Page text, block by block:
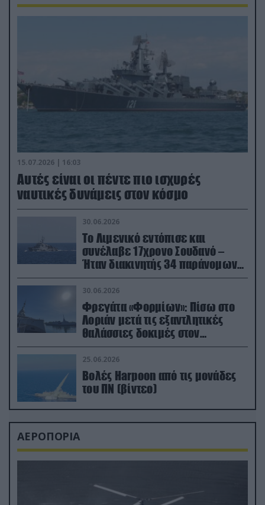
15.07.2026 | 16:03
Aυτές είναι οι πέντε πιο ισχυρές
ναυτικές δυνάμεις στον κόσμο
30.06.2026
Το Λιμενικό εντόπισε και
συνέλαβε 17χρονο Σουδανό –
Ήταν διακινητής 34 παράνομων
μεταναστών
30.06.2026
Φρεγάτα «Φορμίων»: Πίσω στο
Λοριάν μετά τις εξαντλητικές
θαλάσσιες δοκιμές στον
απαιτητικό Βισκαϊκό
25.06.2026
Βολές Harpoon από τις μονάδες
του ΠΝ (βίντεο)
ΑΕΡΟΠΟΡΙΑ